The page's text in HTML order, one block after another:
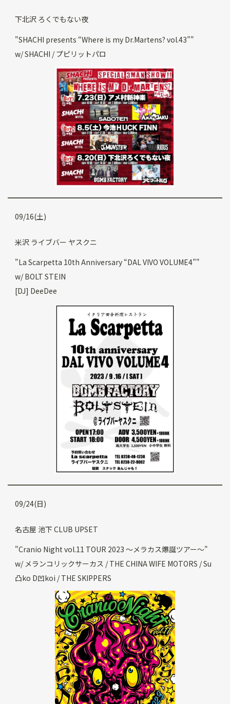
下北沢 ろくでもない夜
"SHACHI presents “Where is my Dr.Martens? vol.43”"
w/ SHACHI / プピリットパロ
09/16(土)
米沢 ライブバー ヤスクニ
"La Scarpetta 10th Anniversary “DAL VIVO VOLUME4”"
w/ BOLT STEIN
[DJ] DeeDee
09/24(日)
名古屋 池下 CLUB UPSET
"Cranio Night vol.11 TOUR 2023 〜メラカス爆誕ツアー〜"
w/ メランコリックサーカス / THE CHINA WIFE MOTORS / Su
凸ko D凹koi / THE SKIPPERS